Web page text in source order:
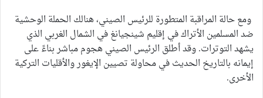
ومع حالة المراقبة المتطورة للرئيس الصيني، هنالك الحملة الوحشية
ضد المسلمين الأتراك في إقليم شينجيانغ في الشمال الغربي الذي
يشهد التوترات. وقد أطلق الرئيس الصيني هجوم مباشر بناءً على
إيمانه بالتاريخ الحديث في محاولة تصيين الإيغور والأقليات التركية
الأخرى.